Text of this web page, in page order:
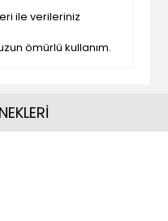
ile verileriniz
ömürlü kullanım.